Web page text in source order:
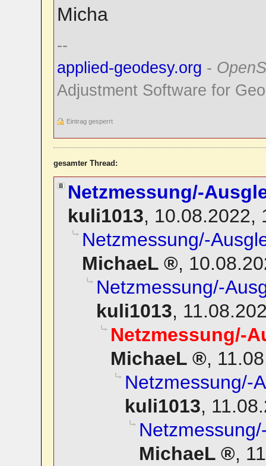
Micha
--
applied-geodesy.org -
Adjustment Software for
Eintrag gesperrt
gesamter Thread:
Netzmessung/-
kuli1013, 10.08.2022,
Netzmessung/-
MichaeL
,
Netzmessung/-
kuli1013,
Netzmessung/-
MichaeL
,
Netzmessung/-
kuli1013,
MichaeL
,